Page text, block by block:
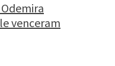
venceram